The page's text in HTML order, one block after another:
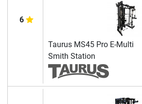
6
Taurus MS45 Pro E-Multi
Smith Station